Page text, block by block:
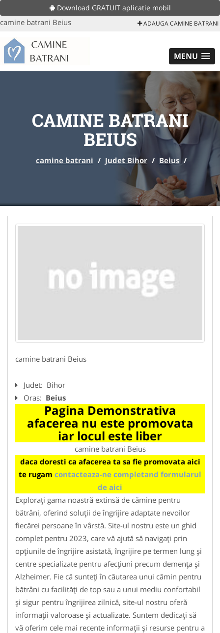
Download GRATUIT aplicatie mobil
camine batrani Beius ADAUGA CAMINE BATRANI
MENU
CAMINE BATRANI
BEIUS
camine batrani / Judet Bihor / Beius /
camine batrani Beius
Judet: Bihor
Oras: Beius
Pagina Demonstrativa
afacerea nu este promovata
iar locul este liber
camine batrani Beius
daca doresti ca afacerea ta sa fie promovata aici
te rugam contacteaza-ne completand formularul
de aici
Explorați gama noastră extinsă de cămine pentru
bătrâni, oferind soluții de îngrijire adaptate nevoilor
fiecărei persoane în vârstă. Site-ul nostru este un ghid
complet pentru 2023, care vă ajută să navigați prin
opțiunile de îngrijire asistată, îngrijire pe termen lung și
centre specializate pentru afecțiuni precum demența și
Alzheimer. Fie că sunteți în căutarea unui cămin pentru
bătrâni cu facilități de top sau a unui mediu confortabil
și sigur pentru îngrijirea zilnică, site-ul nostru oferă
informații valoroase și actualizate. Suntem dedicați să
vă oferim cele mai recente informații și resurse pentru a